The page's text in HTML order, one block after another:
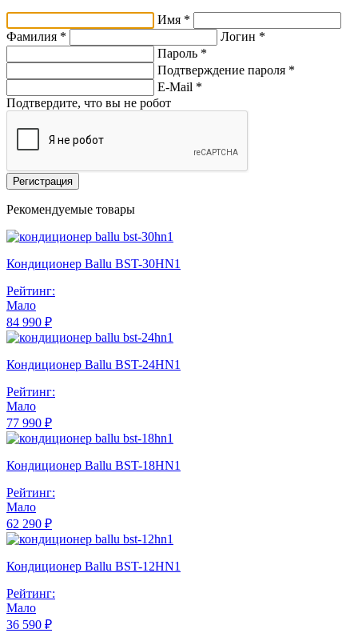
Имя *
Фамилия *
Логин *
Пароль *
Подтверждение пароля *
E-Mail *
Подтвердите, что вы не робот
Регистрация
Рекомендуемые товары
Кондиционер Ballu BST-30HN1
Рейтинг:
Мало
84 990 ₽
Кондиционер Ballu BST-24HN1
Рейтинг:
Мало
77 990 ₽
Кондиционер Ballu BST-18HN1
Рейтинг:
Мало
62 290 ₽
Кондиционер Ballu BST-12HN1
Рейтинг:
Мало
36 590 ₽